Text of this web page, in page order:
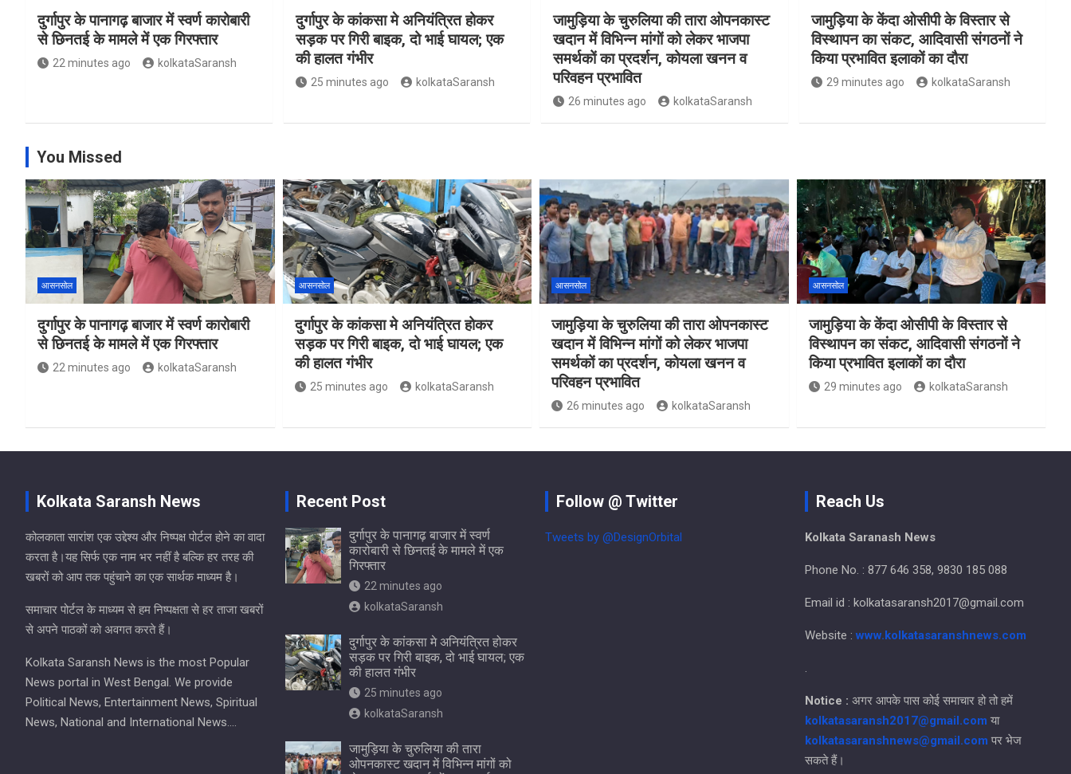
दुर्गापुर के पानागढ़ बाजार में स्वर्ण कारोबारी
से छिनतई के मामले में एक गिरफ्तार
22 minutes ago kolkataSaransh
दुर्गापुर के कांकसा मे अनियंत्रित होकर
सड़क पर गिरी बाइक, दो भाई घायल; एक
की हालत गंभीर
25 minutes ago kolkataSaransh
जामुड़िया के चुरुलिया की तारा ओपनकास्ट
खदान में विभिन्न मांगों को लेकर भाजपा
समर्थकों का प्रदर्शन, कोयला खनन व
परिवहन प्रभावित
26 minutes ago kolkataSaransh
जामुड़िया के केंदा ओसीपी के विस्तार से
विस्थापन का संकट, आदिवासी संगठनों ने
किया प्रभावित इलाकों का दौरा
29 minutes ago kolkataSaransh
You Missed
आसनसोल
दुर्गापुर के पानागढ़ बाजार में स्वर्ण कारोबारी
से छिनतई के मामले में एक गिरफ्तार
22 minutes ago kolkataSaransh
आसनसोल
दुर्गापुर के कांकसा मे अनियंत्रित होकर
सड़क पर गिरी बाइक, दो भाई घायल; एक
की हालत गंभीर
25 minutes ago kolkataSaransh
आसनसोल
जामुड़िया के चुरुलिया की तारा ओपनकास्ट
खदान में विभिन्न मांगों को लेकर भाजपा
समर्थकों का प्रदर्शन, कोयला खनन व
परिवहन प्रभावित
26 minutes ago kolkataSaransh
आसनसोल
जामुड़िया के केंदा ओसीपी के विस्तार से
विस्थापन का संकट, आदिवासी संगठनों ने
किया प्रभावित इलाकों का दौरा
29 minutes ago kolkataSaransh
Kolkata Saransh News
कोलकाता सारांश एक उद्देश्य और निष्पक्ष पोर्टल होने का वादा
करता है।यह सिर्फ एक नाम भर नहीं है बल्कि हर तरह की
खबरों को आप तक पहुंचाने का एक सार्थक माध्यम है।
समाचार पोर्टल के माध्यम से हम निष्पक्षता से हर ताजा खबरों
से अपने पाठकों को अवगत करते हैं।
Kolkata Saransh News is the most Popular
News portal in West Bengal. We provide
Political News, Entertainment News, Spiritual
News, National and International News….
Recent Post
दुर्गापुर के पानागढ़ बाजार में स्वर्ण
कारोबारी से छिनतई के मामले में एक
गिरफ्तार
22 minutes ago
kolkataSaransh
दुर्गापुर के कांकसा मे अनियंत्रित होकर
सड़क पर गिरी बाइक, दो भाई घायल; एक
की हालत गंभीर
25 minutes ago
kolkataSaransh
जामुड़िया के चुरुलिया की तारा
ओपनकास्ट खदान में विभिन्न मांगों को
Follow @ Twitter
Tweets by @DesignOrbital
Reach Us
Kolkata Saranash News
Phone No. : 877 646 358, 9830 185 088
Email id : kolkatasaransh2017@gmail.com
Website : www.kolkatasaranshnews.com
.
Notice : अगर आपके पास कोई समाचार हो तो हमें
kolkatasaransh2017@gmail.com या
kolkatasaranshnews@gmail.com पर भेज
सकते हैं।